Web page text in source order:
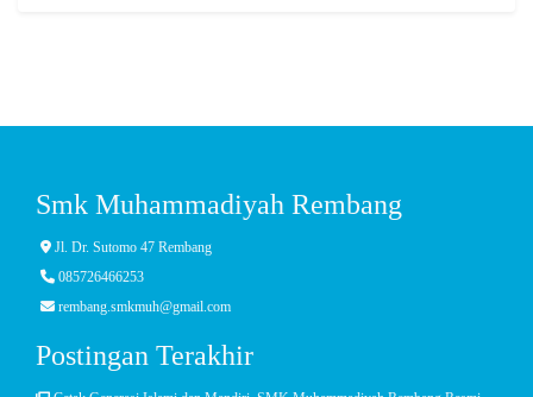
Smk Muhammadiyah Rembang
Jl. Dr. Sutomo 47 Rembang
085726466253
rembang.smkmuh@gmail.com
Postingan Terakhir